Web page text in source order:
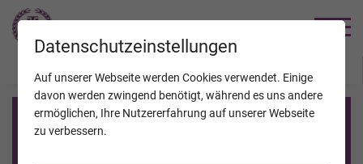
Registrierung auf TrauerHilfe.it
Datenschutzeinstellungen
Auf unserer Webseite werden Cookies verwendet. Einige
davon werden zwingend benötigt, während es uns andere
ermöglichen, Ihre Nutzererfahrung auf unserer Webseite
zu verbessern.
JAHRESTAGE KALENDER VERSTORBENE